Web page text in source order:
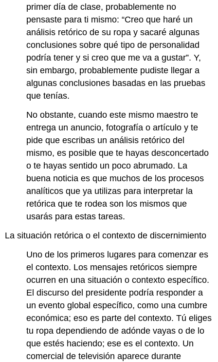
primer día de clase, probablemente no
pensaste para ti mismo: “Creo que haré un
análisis retórico de su ropa y sacaré algunas
conclusiones sobre qué tipo de personalidad
podría tener y si creo que me va a gustar”. Y,
sin embargo, probablemente pudiste llegar a
algunas conclusiones basadas en las pruebas
que tenías.
No obstante, cuando este mismo maestro te
entrega un anuncio, fotografía o artículo y te
pide que escribas un análisis retórico del
mismo, es posible que te hayas desconcertado
o te hayas sentido un poco abrumado. La
buena noticia es que muchos de los procesos
analíticos que ya utilizas para interpretar la
retórica que te rodea son los mismos que
usarás para estas tareas.
La situación retórica o el contexto de discernimiento
Uno de los primeros lugares para comenzar es
el contexto. Los mensajes retóricos siempre
ocurren en una situación o contexto específico.
El discurso del presidente podría responder a
un evento global específico, como una cumbre
económica; eso es parte del contexto. Tú eliges
tu ropa dependiendo de adónde vayas o de lo
que estés haciendo; ese es el contexto. Un
comercial de televisión aparece durante